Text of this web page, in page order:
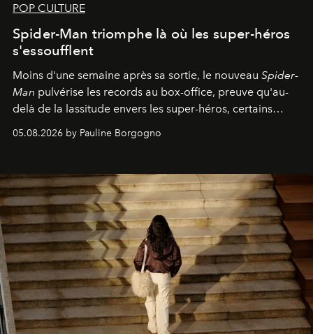
POP CULTURE
Spider-Man triomphe là où les super-héros
s'essoufflent
Moins d'une semaine après sa sortie, le nouveau Spider-
Man pulvérise les records au box-office, preuve qu'au-
delà de la lassitude envers les super-héros, certains
05.08.2026 by Pauline Borgogno